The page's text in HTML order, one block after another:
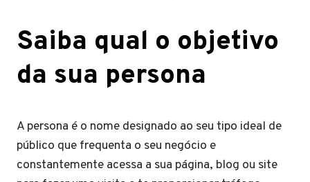
Saiba qual o objetivo
da sua persona
A persona é o nome designado ao seu tipo ideal de
público que frequenta o seu negócio e
constantemente acessa a sua página, blog ou site